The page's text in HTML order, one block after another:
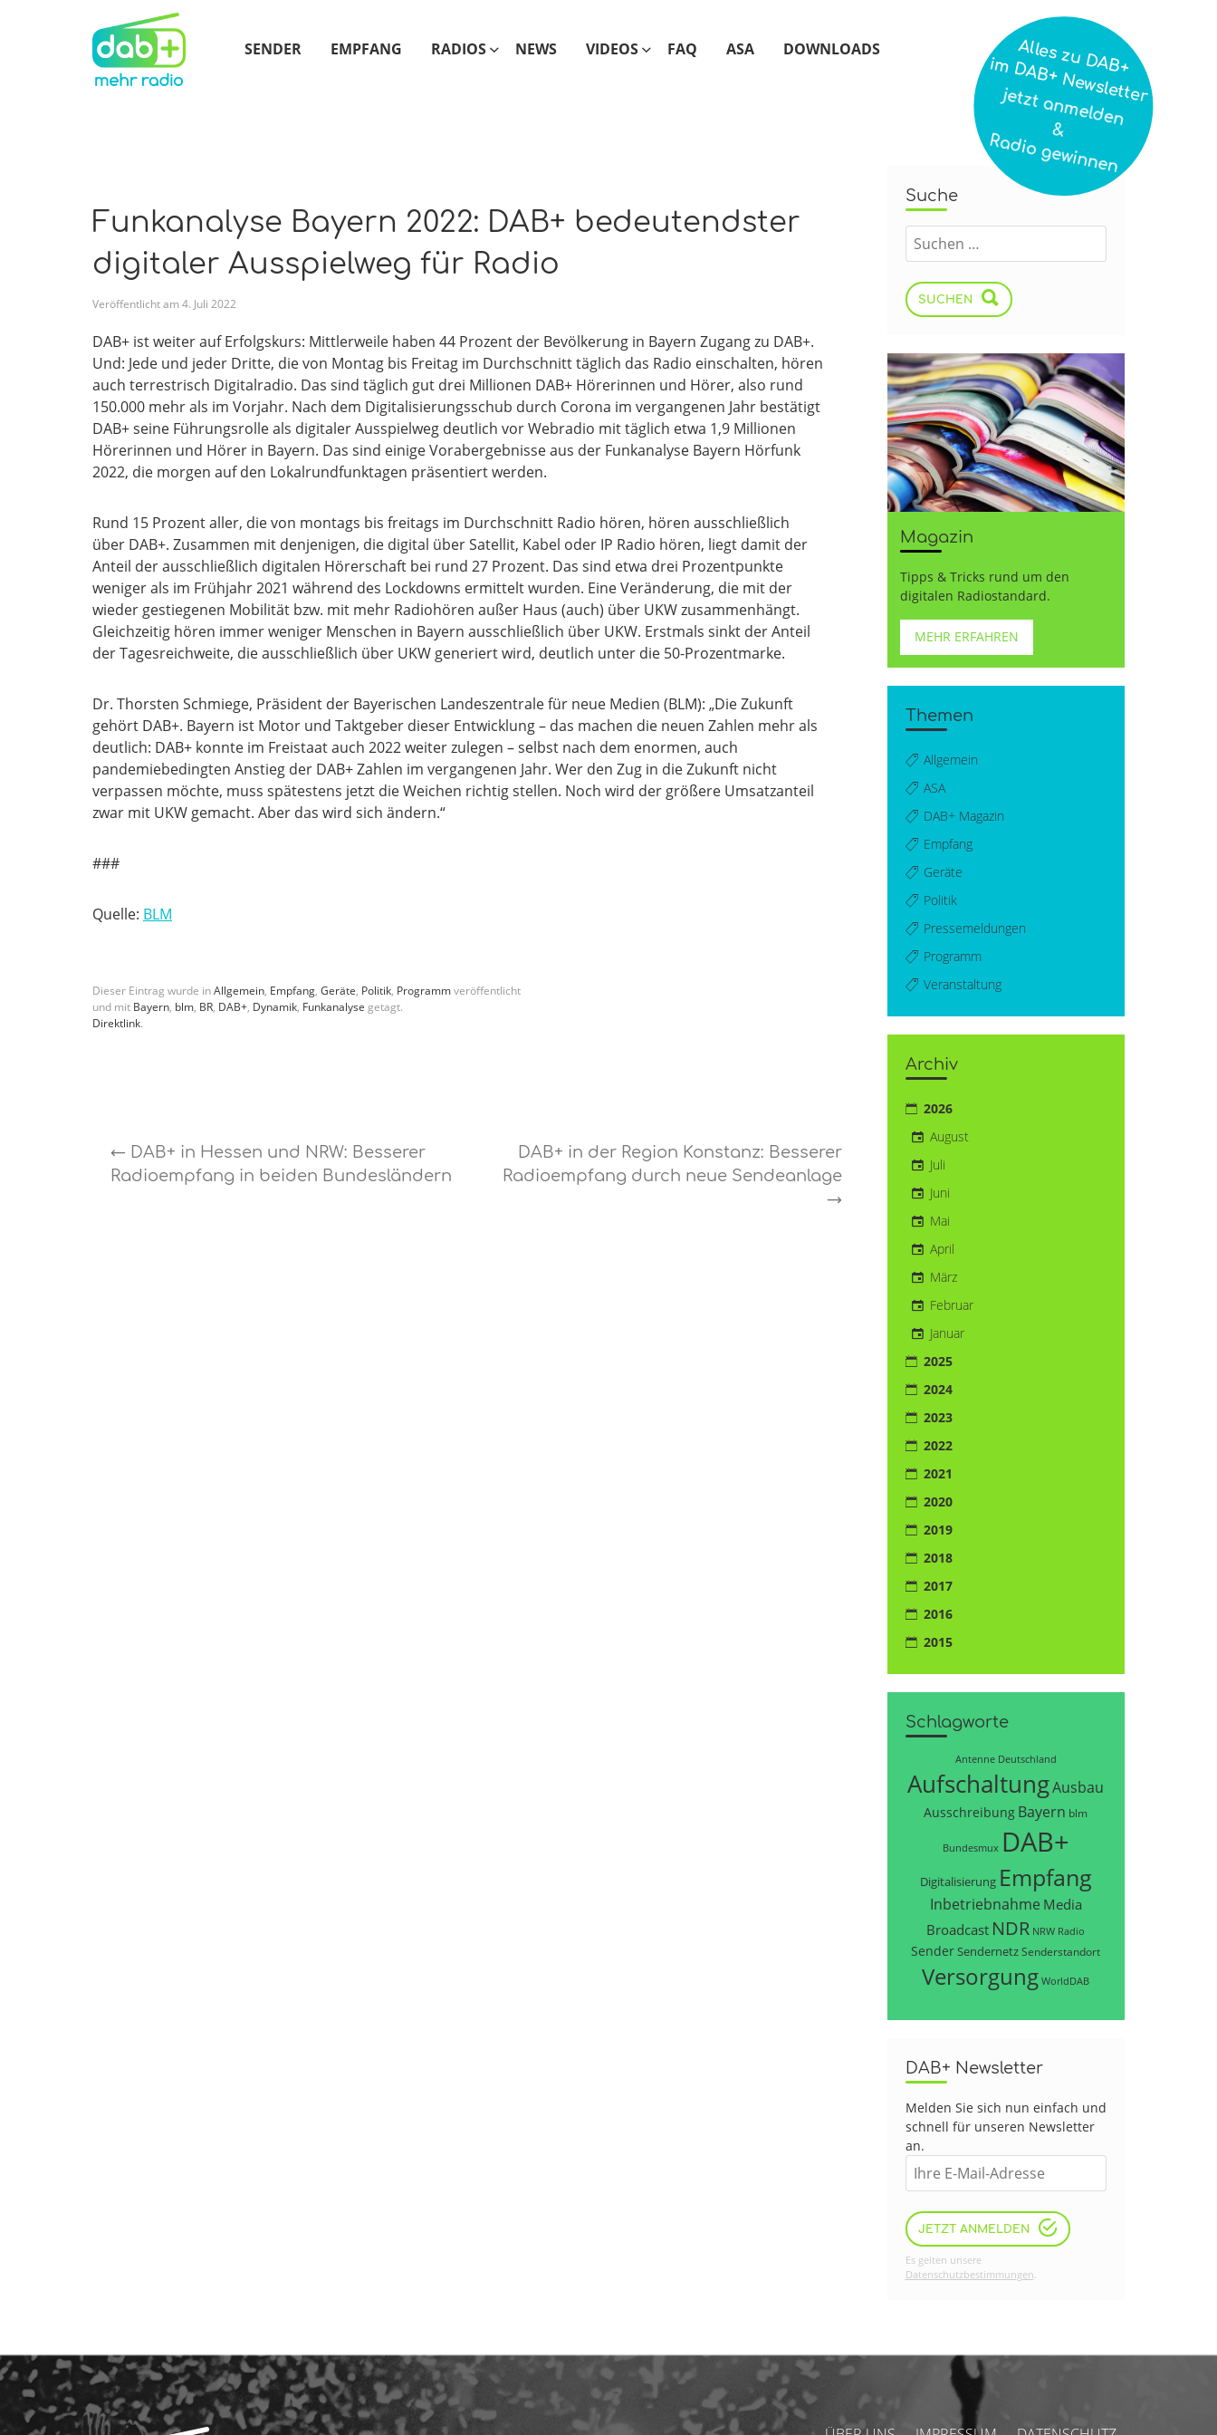
SENDER EMPFANG RADIOS NEWS VIDEOS FAQ ASA DOWNLOADS
Funkanalyse Bayern 2022: DAB+ bedeutendster
digitaler Ausspielweg für Radio
Veröffentlicht am 4. Juli 2022
DAB+ ist weiter auf Erfolgskurs: Mittlerweile haben 44 Prozent der Bevölkerung in Bayern Zugang zu DAB+.
Und: Jede und jeder Dritte, die von Montag bis Freitag im Durchschnitt täglich das Radio einschalten, hören
auch terrestrisch Digitalradio. Das sind täglich gut drei Millionen DAB+ Hörerinnen und Hörer, also rund
150.000 mehr als im Vorjahr. Nach dem Digitalisierungsschub durch Corona im vergangenen Jahr bestätigt
DAB+ seine Führungsrolle als digitaler Ausspielweg deutlich vor Webradio mit täglich etwa 1,9 Millionen
Hörerinnen und Hörer in Bayern. Das sind einige Vorabergebnisse aus der Funkanalyse Bayern Hörfunk
2022, die morgen auf den Lokalrundfunktagen präsentiert werden.
Rund 15 Prozent aller, die von montags bis freitags im Durchschnitt Radio hören, hören ausschließlich
über DAB+. Zusammen mit denjenigen, die digital über Satellit, Kabel oder IP Radio hören, liegt damit der
Anteil der ausschließlich digitalen Hörerschaft bei rund 27 Prozent. Das sind etwa drei Prozentpunkte
weniger als im Frühjahr 2021 während des Lockdowns ermittelt wurden. Eine Veränderung, die mit der
wieder gestiegenen Mobilität bzw. mit mehr Radiohören außer Haus (auch) über UKW zusammenhängt.
Gleichzeitig hören immer weniger Menschen in Bayern ausschließlich über UKW. Erstmals sinkt der Anteil
der Tagesreichweite, die ausschließlich über UKW generiert wird, deutlich unter die 50-Prozentmarke.
Dr. Thorsten Schmiege, Präsident der Bayerischen Landeszentrale für neue Medien (BLM): „Die Zukunft
gehört DAB+. Bayern ist Motor und Taktgeber dieser Entwicklung – das machen die neuen Zahlen mehr als
deutlich: DAB+ konnte im Freistaat auch 2022 weiter zulegen – selbst nach dem enormen, auch
pandemiebedingten Anstieg der DAB+ Zahlen im vergangenen Jahr. Wer den Zug in die Zukunft nicht
verpassen möchte, muss spätestens jetzt die Weichen richtig stellen. Noch wird der größere Umsatzanteil
zwar mit UKW gemacht. Aber das wird sich ändern.“
###
Quelle: BLM
Dieser Eintrag wurde inAllgemein, Empfang, Geräte, Politik, Programmveröffentlicht
und mit Bayern, blm, BR, DAB+, Dynamik, Funkanalyse getagt.
Direktlink.
← DAB+ in Hessen und NRW: Besserer
Radioempfang in beiden Bundesländern
DAB+ in der Region Konstanz: Besserer
Radioempfang durch neue Sendeanlage
→
Suche
SUCHEN
Magazin
Tipps & Tricks rund um den
digitalen Radiostandard.
MEHR ERFAHREN
Themen
Allgemein
ASA
DAB+ Magazin
Empfang
Geräte
Politik
Pressemeldungen
Programm
Veranstaltung
Archiv
2026
August
Juli
Juni
Mai
April
März
Februar
Januar
2025
2024
2023
2022
2021
2020
2019
2018
2017
2016
2015
Schlagworte
Antenne Deutschland
AufschaltungAusbau
Ausschreibung Bayern blm
Bundesmux DAB+
Digitalisierung Empfang
Inbetriebnahme Media
Broadcast NDR NRW Radio
SenderSendernetzSenderstandort
Versorgung WorldDAB
DAB+ Newsletter
Melden Sie sich nun einfach und
schnell für unseren Newsletter
an.
JETZT ANMELDEN
Es gelten unsere
Datenschutzbestimmungen.
Alles zu DAB+
im DAB+ Newsletter
jetzt anmelden
&
Radio gewinnen